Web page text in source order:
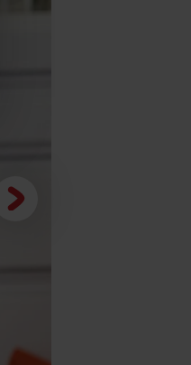
الشريحة
التالية